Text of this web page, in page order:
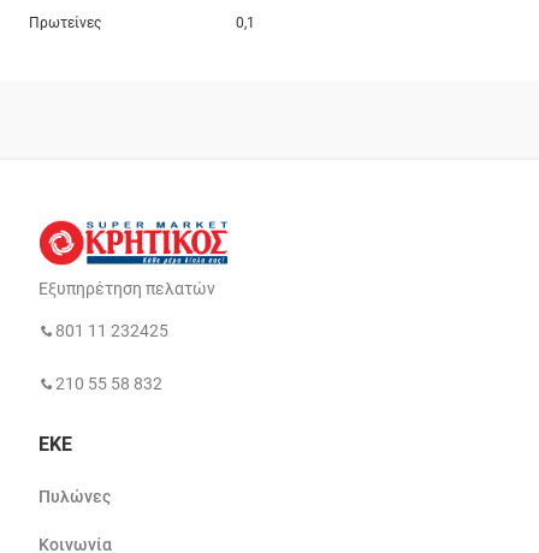
Πρωτείνες 0,1
Εξυπηρέτηση πελατών
801 11 232425
210 55 58 832
ΕΚΕ
Πυλώνες
Κοινωνία